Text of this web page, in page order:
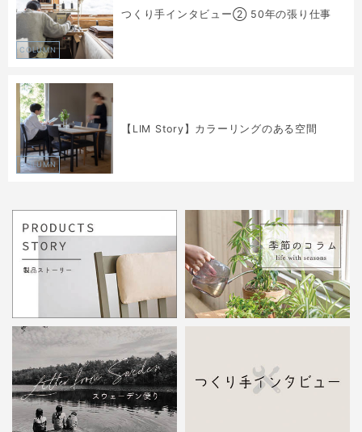
COLUMN
つくり手インタビュー② 50年の張り仕事
COLUMN
【LIM Story】カラーリングのある空間